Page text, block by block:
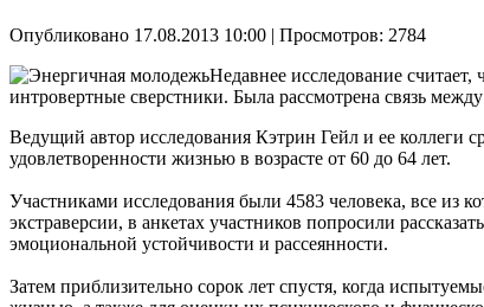
Опубликовано 17.08.2013 10:00 | Просмотров: 2784
Недавнее исследование
интровертные сверстники. Была рассмотрена связь
Ведущий автор исследования Кэтрин Гейл и ее коллеги
удовлетворенности жизнью в возрасте от 60 до 64 лет.
Участниками исследования были 4583 человека, все из
экстраверсии, в анкетах участников попросили
эмоциональной устойчивости и рассеянности.
Затем приблизительно сорок лет спустя, когда